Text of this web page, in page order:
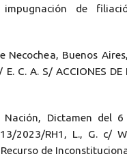
de
Necochea, Buenos
C. A. S/ ACCIONES DE
Nación, Dictamen del
2023/RH1, L., G. c/
de